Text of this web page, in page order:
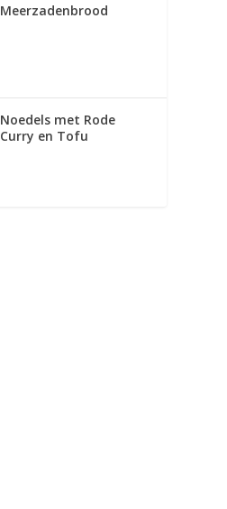
Meerzadenbrood
Noedels met Rode
Curry en Tofu